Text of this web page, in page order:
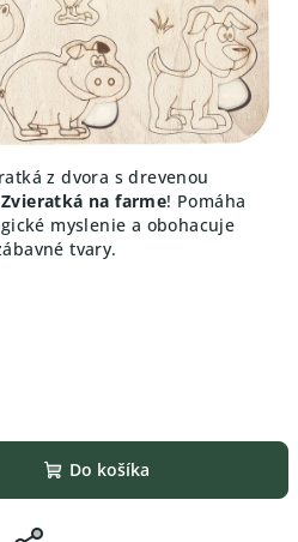
z dvora s drevenou
na farme! Pomáha
myslenie a obohacuje
tvary.
Do košíka